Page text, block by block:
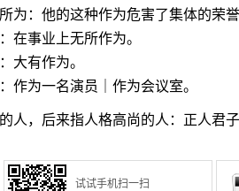
为：他的这种作为危害了集体的荣
在事业上无所作为。
大有作为。
作为一名演员｜作为会议室。
人，后来指人格高尚的人：正人君
试试手机扫一扫